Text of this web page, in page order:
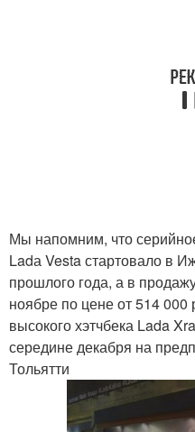
Мы напомним, что
Ladа Vesta стартовало в
прошлого года, а в
ноябре по цене от 514 000
высокого хэтчбека Lada
середине декабря на
Тольятти